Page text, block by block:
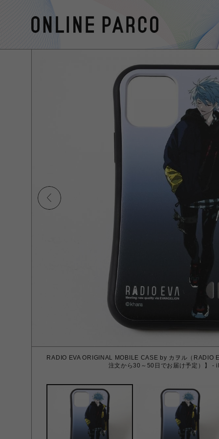
RADIO EVA ORIGINAL MOBILE CASE by カヲル（RADIO
注文から30～50日でお届け予定）】 -